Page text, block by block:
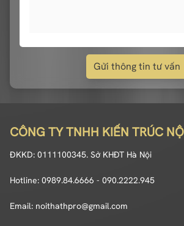
Gửi thông tin tư vấn
CÔNG TY TNHH KIẾN TRÚC
ĐKKD: 0111100345. Sở KHĐT Hà Nội
Hotline: 0989.84.6666 - 090.2222.945
Email: noithathpro@gmail.com